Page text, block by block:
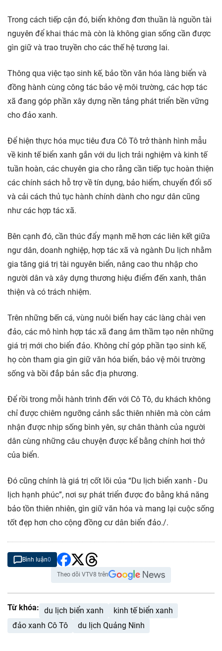
Trong cách tiếp cận đó, biển không đơn thuần là nguồn tài
nguyên để khai thác mà còn là không gian sống cần được
gìn giữ và trao truyền cho các thế hệ tương lai.
Thông qua việc tạo sinh kế, bảo tồn văn hóa làng biển và
đồng hành cùng công tác bảo vệ môi trường, các hợp tác
xã đang góp phần xây dựng nền tảng phát triển bền vững
cho đảo xanh.
Để hiện thực hóa mục tiêu đưa Cô Tô trở thành hình mẫu
về kinh tế biển xanh gắn với du lịch trải nghiệm và kinh tế
tuần hoàn, các chuyên gia cho rằng cần tiếp tục hoàn thiện
các chính sách hỗ trợ về tín dụng, bảo hiểm, chuyển đổi số
và cải cách thủ tục hành chính dành cho ngư dân cũng
như các hợp tác xã.
Bên cạnh đó, cần thúc đẩy mạnh mẽ hơn các liên kết giữa
ngư dân, doanh nghiệp, hợp tác xã và ngành Du lịch nhằm
gia tăng giá trị tài nguyên biển, nâng cao thu nhập cho
người dân và xây dựng thương hiệu điểm đến xanh, thân
thiện và có trách nhiệm.
Trên những bến cá, vùng nuôi biển hay các làng chài ven
đảo, các mô hình hợp tác xã đang âm thầm tạo nên những
giá trị mới cho biển đảo. Không chỉ góp phần tạo sinh kế,
họ còn tham gia gìn giữ văn hóa biển, bảo vệ môi trường
sống và bồi đắp bản sắc địa phương.
Để rồi trong mỗi hành trình đến với Cô Tô, du khách không
chỉ được chiêm ngưỡng cảnh sắc thiên nhiên mà còn cảm
nhận được nhịp sống bình yên, sự chân thành của người
dân cùng những câu chuyện được kể bằng chính hơi thở
của biển.
Đó cũng chính là giá trị cốt lõi của “Du lịch biển xanh - Du
lịch hạnh phúc”, nơi sự phát triển được đo bằng khả năng
bảo tồn thiên nhiên, gìn giữ văn hóa và mang lại cuộc sống
tốt đẹp hơn cho cộng đồng cư dân biển đảo./.
Bình luận0
Theo dõi VTV8 trên
Từ khóa: du lịch biển xanh
kinh tế biển xanh
đảo xanh Cô Tô
du lịch Quảng Ninh